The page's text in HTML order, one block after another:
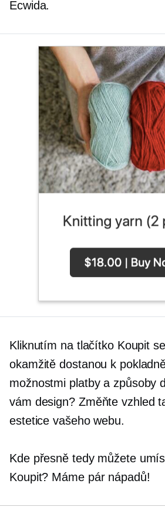
Ecwida.
Kliknutím na tlačítko Koupit
okamžitě dostanou k
možnostmi platby a způsoby
vám design? Změňte vzhled
estetice vašeho webu.
Kde přesně tedy můžete
Koupit? Máme pár nápadů!